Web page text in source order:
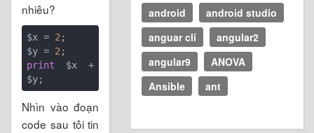
nhiêu?
$x = 2 ;
$y = 2
print $x +
Nhìn vào đoạn
code sau tôi tin
android
android studio
anguar cli
angular2
angular9
ANOVA
Ansible
ant